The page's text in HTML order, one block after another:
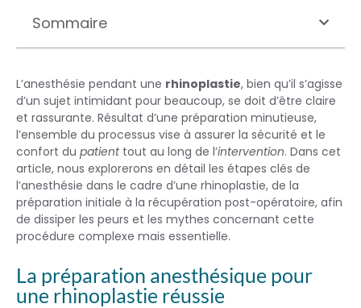
Sommaire
L’anesthésie pendant une rhinoplastie, bien qu’il s’agisse
d’un sujet intimidant pour beaucoup, se doit d’être claire
et rassurante. Résultat d’une préparation minutieuse,
l’ensemble du processus vise à assurer la sécurité et le
confort du patienttout au long de l’intervention. Dans cet
article, nous explorerons en détail les étapes clés de
l’anesthésie dans le cadre d’une rhinoplastie, de la
préparation initiale à la récupération post-opératoire, afin
de dissiper les peurs et les mythes concernant cette
procédure complexe mais essentielle.
La préparation anesthésique pour
une rhinoplastie réussie